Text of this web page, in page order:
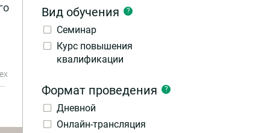
Вид обучения ?
Семинар
Курс повышения
квалификации
Формат проведения ?
Дневной
Онлайн-трансляция